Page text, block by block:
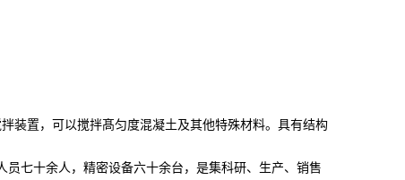
装置，可以搅拌髙匀度混凝土及其他特殊材料。具有结构
七十余人，精密设备六十余台，是集科研、生产、销售